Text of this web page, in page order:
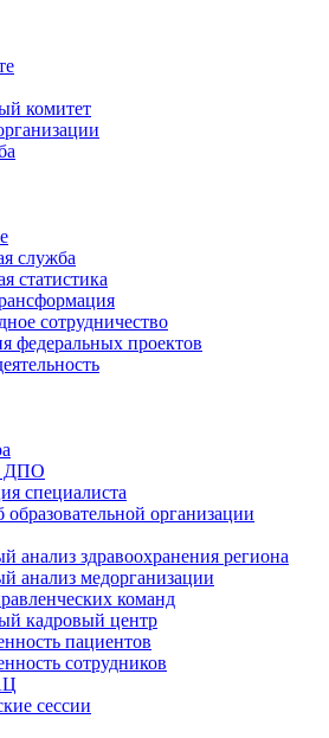
комитет
служба
статистика
сотрудничество
федеральных проектов
ДПО
специалиста
образовательной организации
анализ здравоохранения региона
анализ медорганизации
команд
кадровый центр
пациентов
сотрудников
сессии